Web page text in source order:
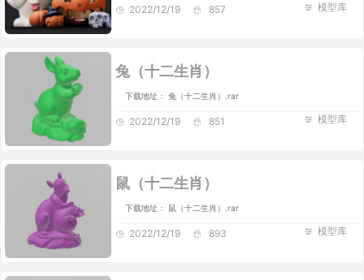
模型库
2022/12/19 857
兔（十二生肖）
下载地址： 兔（十二生肖）.rar
模型库
2022/12/19 851
鼠（十二生肖）
下载地址： 鼠（十二生肖）.rar
模型库
2022/12/19 893